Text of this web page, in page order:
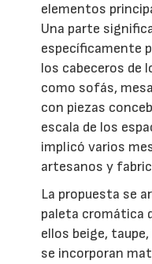
elementos
Una parte
específicamente
los cabeceros de
como sofás,
con piezas
escala de los
implicó varios
artesanos y
La propuesta se
paleta cromática
ellos beige,
se incorporan